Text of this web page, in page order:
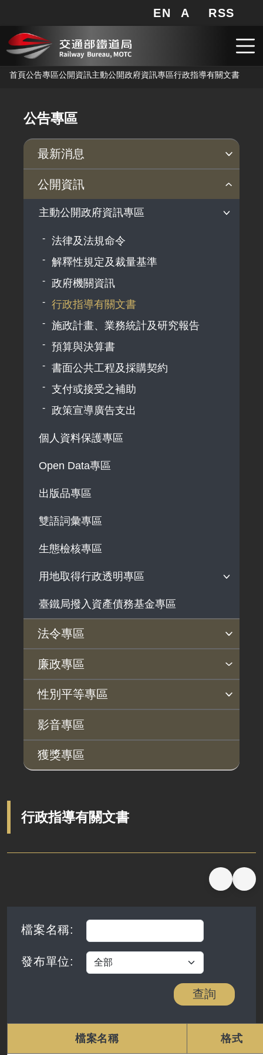
跳到主要內容
網站地圖
EN A 局長信箱
RSS
首頁公告專區公開資訊主動公開政府資訊專區行政指導有關文書
公告專區
最新消息
新聞稿
公聽會
公告事項
公開資訊
主動公開政府資訊專區
法律及法規命令
解釋性規定及裁量基準
政府機關資訊
行政指導有關文書
施政計畫、業務統計及研究報告
預算與決算書
書面公共工程及採購契約
支付或接受之補助
政策宣導廣告支出
個人資料保護專區
Open Data專區
出版品專區
雙語詞彙專區
生態檢核專區
用地取得行政透明專區
用地公告
用地法規
徵收案件資訊
臺鐵局撥入資產債務基金專區
法令專區
法令查詢
解釋性規定及裁量基準
法令英譯徵集意見專區
訴願文件下載
相關實務判解
相關網站資源
廉政專區
揭弊者保護專區
廉政訊息
利益衝突迴避園地
公務員廉政倫理規範
公職人員財產申報園地
廉政檢舉管道
桃地計畫廉政平臺專網
桃地計畫
廉政平臺
啟動儀式及交流座談會
廉政體系
性別平等專區
性別平等工作小組
宣傳事項
性別平等推動計畫
性別平等統計分析
性別平等影響評估
性騷擾防治
相關網站
影音專區
獲獎專區
行政指導有關文書
檔案名稱:
發布單位:
查詢
檔案名稱 格式